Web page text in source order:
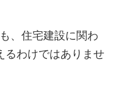
、住宅建設に関わ
るわけではありませ